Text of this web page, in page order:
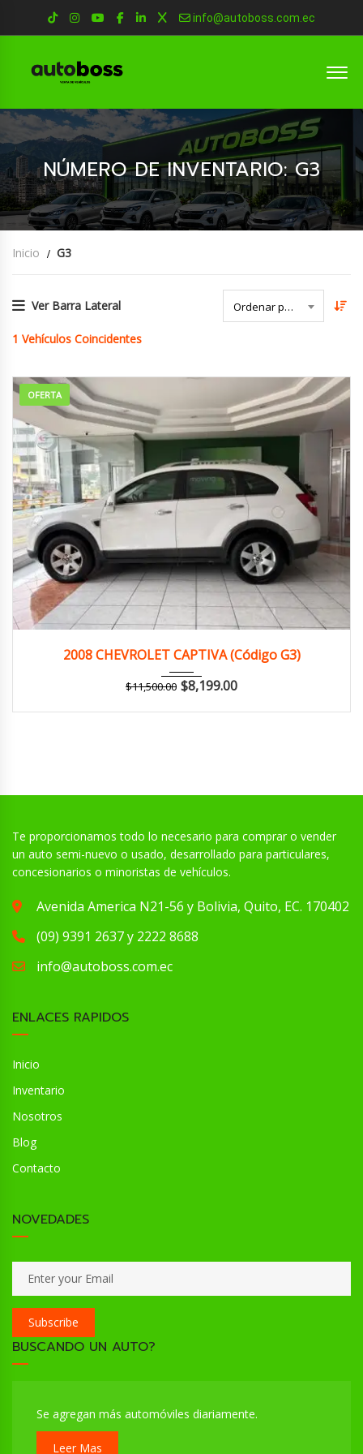
info@autoboss.com.ec
NÚMERO DE INVENTARIO: G3
Inicio G3
Ver Barra Lateral Ordenar por Fecha
1 Vehículos Coincidentes
OFERTA
2008 CHEVROLET CAPTIVA (Código G3)
$11,500.00 $8,199.00
Te proporcionamos todo lo necesario para comprar o vender
un auto semi-nuevo o usado, desarrollado para particulares,
concesionarios o minoristas de vehículos.
Avenida America N21-56 y Bolivia, Quito, EC. 170402
(09) 9391 2637 y 2222 8688
info@autoboss.com.ec
ENLACES RAPIDOS
Inicio
Inventario
Nosotros
Blog
Contacto
NOVEDADES
Subscribe
BUSCANDO UN AUTO?
Se agregan más automóviles diariamente.
Leer Mas